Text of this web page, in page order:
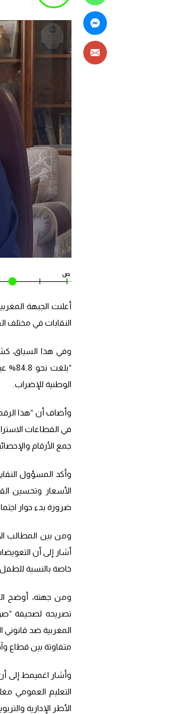
ص
أعلنت الجبهة
النقابات في مختلف القطاعات العامة
وفي هذا السياق،
الوطنية للإضراب.
وأضاف أن “هذا
في القطاعات
جمع الأرقام
وأكد المسؤول
الأسعار وتحسين
ضرورة بدء حوار
ومن بين المطالب
خاصة بالنسبة للطفل
ومن جهته، أوضح
تصريحه لصحيفة
المغربية ضد
متفاوتة بين قطاع
التعليم العمومي
الأطر الإدارية